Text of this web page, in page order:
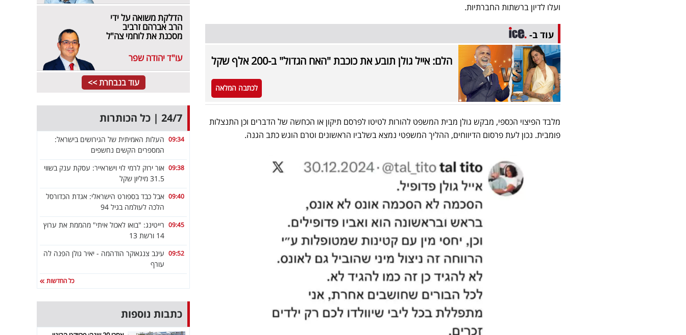
ועלו לדיון ברשתות החברתיות.
עוד ב-
הלם: אייל גולן תובע את כוכבת "האח הגדול" ב-200 אלף שקל
לכתבה המלאה
מלבד הפיצוי הכספי, מבקש גולן מבית המשפט להורות לטיטו לפרסם תיקון או הכחשה של הדברים וכן התנצלות
פומבית. נכון לעת פרסום הדיווחים, ההליך המשפטי נמצא בשלביו הראשונים וטרם הוגש כתב הגנה.
הדלקת משואה על ידי
הרב אברהם זרביב
מסכנת את לוחמי צה"ל
עו"ד יהודה שפר
עוד בנבחרת >>
24/7 | כל הכותרות
09:34 העלות האמיתית של הגירושים בישראל:
המספרים הקשים נחשפים
09:38 אור ירוק לרמי לוי וישראייר: עסקת ענק בשווי
31.5 מיליון שקל
09:40 אבל כבד בספורט הישראלי: אגדת הכדורסל
הלכה לעולמה בגיל 94
09:45 רייטינג: "בואו לאכול איתי" מהממת את ערוץ
14 ורשת 13
09:52 עינב צנגאוקר הודהמה - יאיר גולן הפנה לה
עורף
כל החדשות
כתבות נוספות